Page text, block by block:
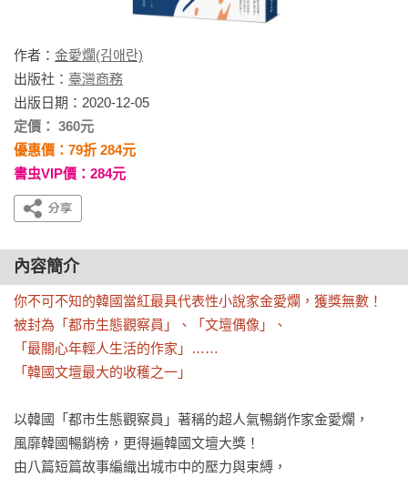
作者： 金愛爛(김애란)
出版社： 臺灣商務
出版日期：2020-12-05
定價： 360元
優惠價：79折 284元
書虫VIP價：284元
內容簡介
你不可不知的韓國當紅最具代表性小說家金愛爛，獲獎無數！
被封為「都市生態觀察員」、「文壇偶像」、
「最關心年輕人生活的作家」……
「韓國文壇最大的收穫之一」
以韓國「都市生態觀察員」著稱的超人氣暢銷作家金愛爛，
風靡韓國暢銷榜，更得遍韓國文壇大獎！
由八篇短篇故事編織出城市中的壓力與束縛，